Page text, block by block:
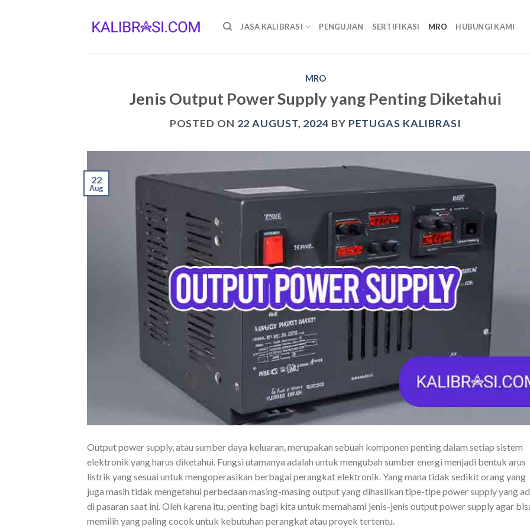
JASA KALIBRASI PENGUJIAN SERTIFIKASI MRO HUBUNGI KAMI
MRO
Jenis Output Power Supply yang Penting Diketahui
POSTED ON 22 AUGUST, 2024 BY PETUGAS KALIBRASI
22
Aug
Output power supply, atau sumber daya keluaran, merupakan sebuah komponen penting dalam setiap sistem
elektronik yang harus diketahui. Fungsi utamanya adalah untuk mengubah sumber energi menjadi bentuk arus
listrik yang sesuai untuk mengoperasikan berbagai perangkat elektronik. Yang mana tidak sedikit orang yang
juga masih tidak mengetahui perbedaan masing-masing output yang dihasilkan tipe-tipe power supply yang
di pasaran saat ini. Oleh karena itu, penting bagi kita untuk memahami jenis-jenis output power supply agar
memilih yang paling cocok untuk kebutuhan perangkat atau proyek tertentu.